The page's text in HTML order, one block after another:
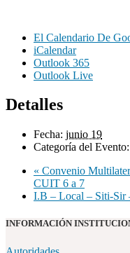
El Calendario De
iCalendar
Outlook 365
Outlook Live
Detalles
Fecha: junio 19
Categoría del Evento:
« Convenio
CUIT 6 a 7
I.B – Local – Siti-Sir
INFORMACIÓN